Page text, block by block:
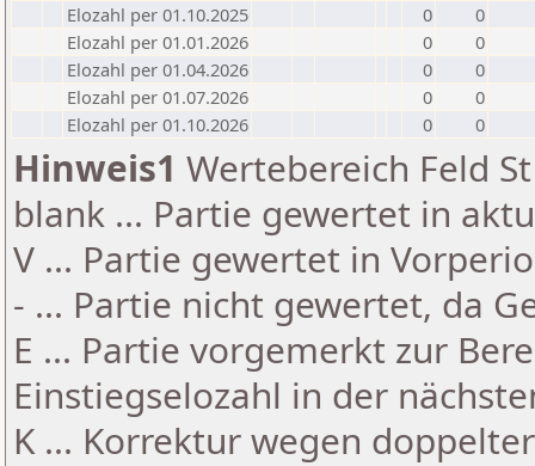
Elozahl per 01.10.2025
0
0
Elozahl per 01.01.2026
0
0
Elozahl per 01.04.2026
0
0
Elozahl per 01.07.2026
0
0
Elozahl per 01.10.2026
0 0
Hinweis1 Wertebereich Feld
blank ... Partie gewertet in
V ... Partie gewertet in
- ... Partie nicht gewertet, da
E ... Partie vorgemerkt zur
Einstiegselozahl in der
K ... Korrektur wegen